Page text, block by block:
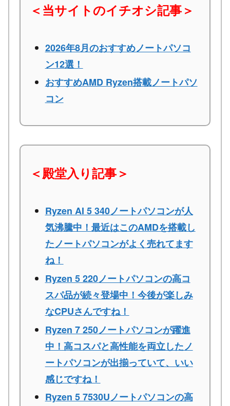
＜当サイトのイチオシ記事＞
2026年8月のおすすめノートパソコ
ン12選！
おすすめAMD Ryzen搭載ノートパソ
コン
＜殿堂入り記事＞
Ryzen AI 5 340ノートパソコンが人
気沸騰中！最近はこのAMDを搭載し
たノートパソコンがよく売れてます
ね！
Ryzen 5 220ノートパソコンの高コ
スパ品が続々登場中！今後が楽しみ
なCPUさんですね！
Ryzen 7 250ノートパソコンが躍進
中！高コスパと高性能を両立したノ
ートパソコンが出揃っていて、いい
感じですね！
Ryzen 5 7530Uノートパソコンの高